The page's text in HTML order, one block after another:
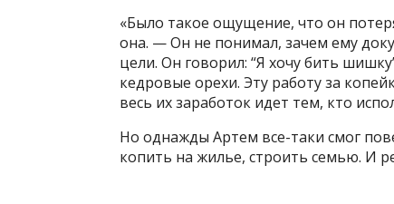
«Было такое ощущение, что он
она. — Он не понимал, зачем ему
цели. Он говорил: “Я хочу бить
кедровые орехи. Эту работу за
весь их заработок идет тем, кто
Но однажды Артем все-таки смог
копить на жилье, строить семью. И